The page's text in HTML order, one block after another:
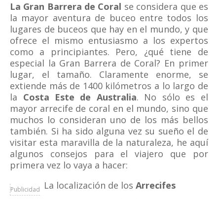
La Gran Barrera de Coral se considera que es
la mayor aventura de buceo entre todos los
lugares de buceos que hay en el mundo, y que
ofrece el mismo entusiasmo a los expertos
como a principiantes. Pero, ¿qué tiene de
especial la Gran Barrera de Coral? En primer
lugar, el tamaño. Claramente enorme, se
extiende más de 1400 kilómetros a lo largo de
la Costa Este de Australia. No sólo es el
mayor arrecife de coral en el mundo, sino que
muchos lo consideran uno de los más bellos
también. Si ha sido alguna vez su sueño el de
visitar esta maravilla de la naturaleza, he aquí
algunos consejos para el viajero que por
primera vez lo vaya a hacer:
Publicidad La localización de los Arrecifes